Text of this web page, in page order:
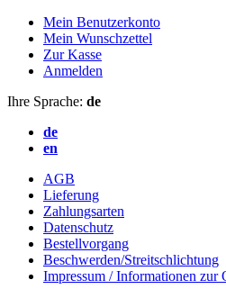
Mein Benutzerkonto
Mein Wunschzettel
Zur Kasse
Anmelden
Ihre Sprache: de
de
en
AGB
Lieferung
Zahlungsarten
Datenschutz
Bestellvorgang
Beschwerden/Streitschlichtung
Impressum / Informationen zur